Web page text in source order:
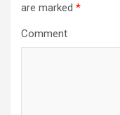
are marked *
Comment